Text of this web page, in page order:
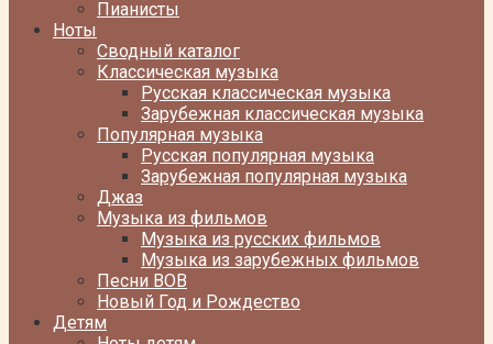
Пианисты
Ноты
Сводный каталог
Классическая музыка
Русская классическая музыка
Зарубежная классическая музыка
Популярная музыка
Русская популярная музыка
Зарубежная популярная музыка
Джаз
Музыка из фильмов
Музыка из русских фильмов
Музыка из зарубежных фильмов
Песни ВОВ
Новый Год и Рождество
Детям